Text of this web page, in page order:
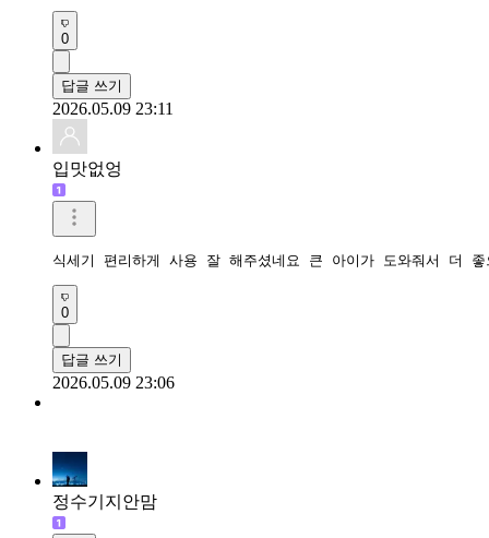
0
답글 쓰기
2026.05.09 23:11
입맛없엉
식세기 편리하게 사용 잘 해주셨네요 큰 아이가 도와줘서 더
0
답글 쓰기
2026.05.09 23:06
정수기지안맘